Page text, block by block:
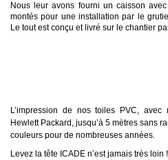
Nous leur avons fourni un caisson
montés pour une installation par le
Le tout est conçu et livré sur le chantier
L’impression de nos toiles PVC,
Hewlett Packard, jusqu’à 5 mètres sans
couleurs pour de nombreuses années.
Levez la tête ICADE n’est jamais très loin !